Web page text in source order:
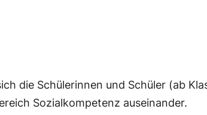
die Schülerinnen und Schüler (ab
Sozialkompetenz auseinander.